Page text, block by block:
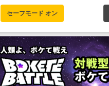
セーフモード オン